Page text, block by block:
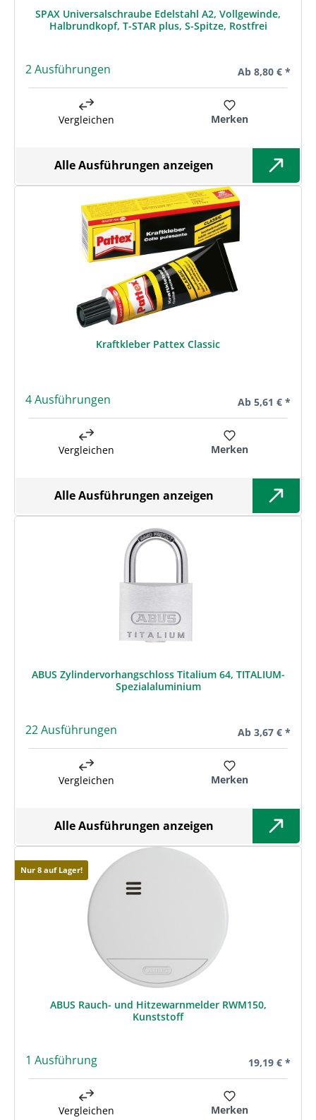
SPAX Universalschraube Edelstahl A2, Vollgewinde,
Halbrundkopf, T-STAR plus, S-Spitze, Rostfrei
2 Ausführungen Regulärer Preis:
Ab 8,80 € *
Vergleichen Merken
Alle Ausführungen anzeigen
Kraftkleber Pattex Classic
4 Ausführungen Regulärer Preis:
Ab 5,61 € *
Vergleichen Merken
Alle Ausführungen anzeigen
ABUS Zylindervorhangschloss Titalium 64, TITALIUM-
Spezialaluminium
22 Ausführungen Regulärer Preis:
Ab 3,67 € *
Vergleichen Merken
Alle Ausführungen anzeigen
Nur 8 auf Lager!
ABUS Rauch- und Hitzewarnmelder RWM150,
Kunststoff
1 Ausführung Regulärer
19,19 € *
Vergleichen Merken